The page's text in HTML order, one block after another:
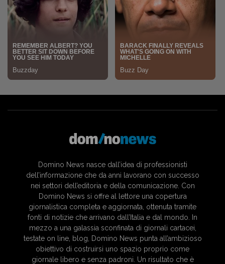
Domino News nasce dall’idea di professionisti
dell’informazione che da anni lavorano con successo
nei settori dell’editoria e della comunicazione. Con
Domino News si offre al lettore una copertura
giornalistica completa e aggiornata, ottenuta tramite
fonti di notizie che arrivano dall’Italia e dal mondo. In
mezzo a una galassia sconfinata di giornali cartacei,
testate on line, blog, Domino News punta all’ambizioso
obiettivo di costruirsi uno spazio proprio come
giornale libero e senza padroni. Un risultato che è